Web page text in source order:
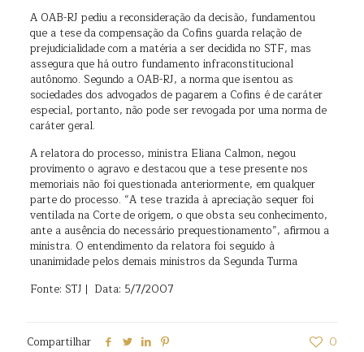
A OAB-RJ pediu a reconsideração da decisão, fundamentou
que a tese da compensação da Cofins guarda relação de
prejudicialidade com a matéria a ser decidida no STF, mas
assegura que há outro fundamento infraconstitucional
autônomo. Segundo a OAB-RJ, a norma que isentou as
sociedades dos advogados de pagarem a Cofins é de caráter
especial, portanto, não pode ser revogada por uma norma de
caráter geral.
A relatora do processo, ministra Eliana Calmon, negou
provimento o agravo e destacou que a tese presente nos
memoriais não foi questionada anteriormente, em qualquer
parte do processo. “A tese trazida à apreciação sequer foi
ventilada na Corte de origem, o que obsta seu conhecimento,
ante a ausência do necessário prequestionamento”, afirmou a
ministra. O entendimento da relatora foi seguido à
unanimidade pelos demais ministros da Segunda Turma
Fonte: STJ | Data: 5/7/2007
Compartilhar 0